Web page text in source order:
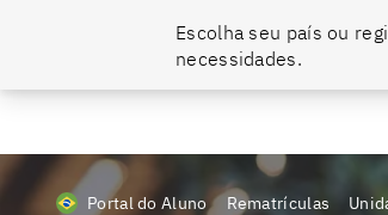
O momento de falar um novo idioma é agora.
Escolha seu país ou
necessidades.
Portal do Aluno Rematrículas